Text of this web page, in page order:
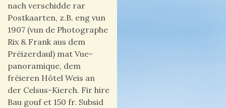
nach verschidde rar
Postkaarten, z.B. eng vun
1907 (vun de Photographe
Rix & Frank aus dem
Préizerdaul) mat Vue-
panoramique, dem
fréieren Hôtel Weis an
der Celsus-Kierch. Fir hire
Bau gouf et 150 fr. Subsid